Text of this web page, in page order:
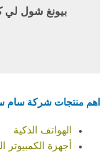
بيونغ شول لي
اهم منتجات شركة سام
الهواتف الذكية
أجهزة